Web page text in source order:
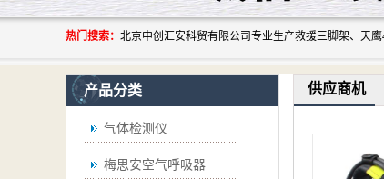
热门搜索：
产品分类
气体检测仪
梅思安空气呼吸器
供应商机